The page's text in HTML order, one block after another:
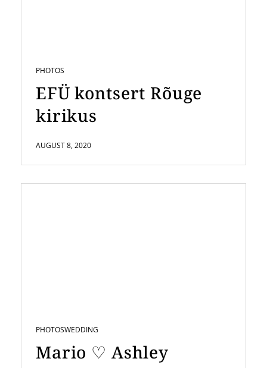
PHOTOS
EFÜ kontsert Rõuge
kirikus
AUGUST 8, 2020
PHOTOSWEDDING
Mario ♡ Ashley